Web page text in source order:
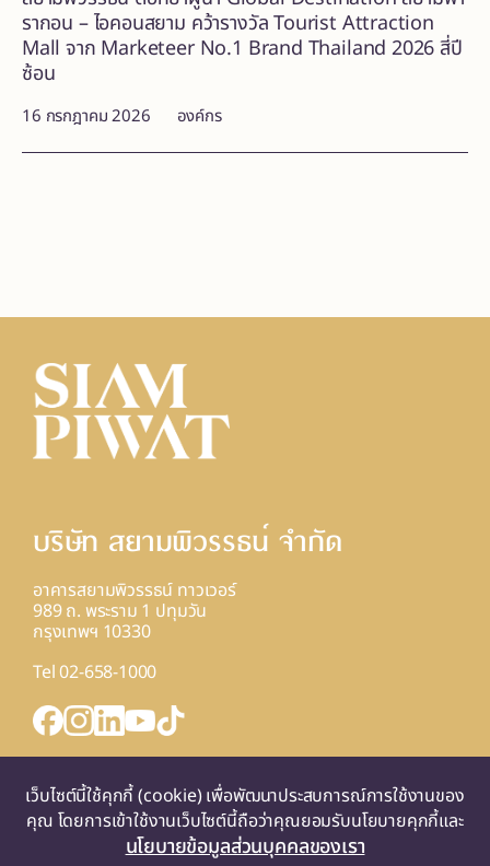
16 กรกฎาคม 2026 องค์กร
รากอน – ไอคอนสยาม คว้ารางวัล Tourist Attraction
Mall จาก Marketeer No.1 Brand Thailand 2026 สี่ปี
ซ้อน
บริษัท สยามพิวรรธน์ จํากัด
อาคารสยามพิวรรธน์ ทาวเวอร์
989 ถ. พระราม 1 ปทุมวัน
กรุงเทพฯ 10330
Tel 02-658-1000
แผนที่
เว็บไซต์นี้ใช้คุกกี้ (cookie) เพื่อพัฒนาประสบการณ์การใช้งานของ
คุณ โดยการเข้าใช้งานเว็บไซต์นี้ถือว่าคุณยอมรับนโยบายคุกกี้และ
นโยบายข้อมูลส่วนบุคคลของเรา